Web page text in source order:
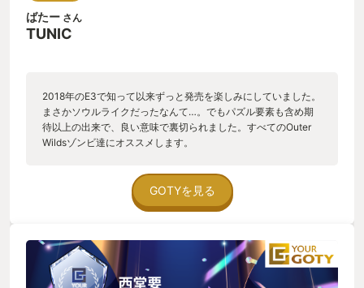
ばたー さん
TUNIC
2018年のE3で知って以来ずっと発売を楽しみにしていました。
まさかソウルライクだったなんて…。でもパズル要素も含め期
待以上の出来で、良い意味で裏切られました。すべてのOuter
Wildsゾンビ達にオススメします。
GOTYを見る